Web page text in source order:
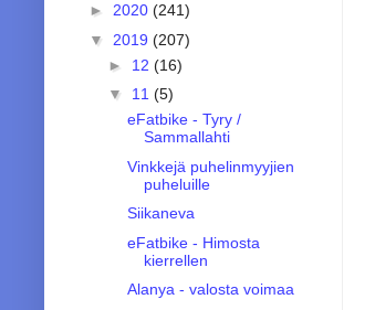
► 2020 (241)
▼ 2019 (207)
► 12 (16)
▼ 11 (5)
eFatbike - Tyry /
Sammallahti
Vinkkejä puhelinmyyjien
puheluille
Siikaneva
eFatbike - Himosta
kierrellen
Alanya - valosta voimaa